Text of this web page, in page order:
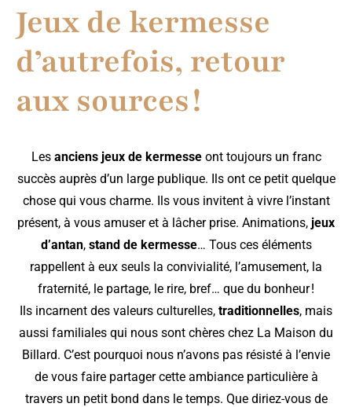
Jeux de kermesse
d’autrefois, retour
aux sources !
Lesanciens jeux de kermesseont toujours un franc
succès auprès d’un large publique. Ils ont ce petit quelque
chose qui vous charme. Ils vous invitent à vivre l’instant
présent, à vous amuser et à lâcher prise. Animations, jeux
d’antan, stand de kermesse… Tous ces éléments
rappellent à eux seuls la convivialité, l’amusement, la
fraternité, le partage, le rire, bref… que du bonheur !
Ils incarnent des valeurs culturelles, traditionnelles, mais
aussi familiales qui nous sont chères chez La Maison du
Billard. C’est pourquoi nous n’avons pas résisté à l’envie
de vous faire partager cette ambiance particulière à
travers un petit bond dans le temps. Que diriez-vous de